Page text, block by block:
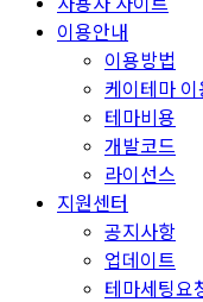
이용안내
이용방법
케이테마 이
테마비용
개발코드
라이선스
지원센터
공지사항
업데이트
테마세팅요